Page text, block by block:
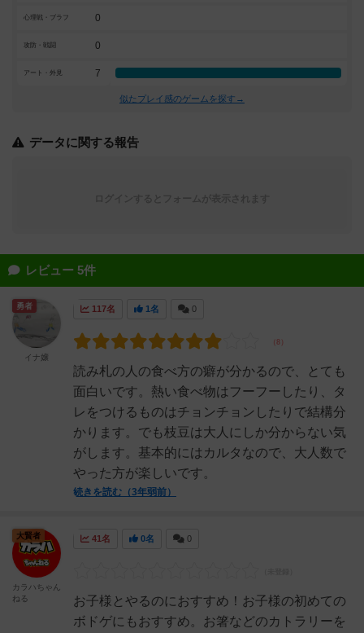
心理戦・ブラフ 0
攻防・戦闘 0
アート・外見 7
似たプレイ感のゲームを探す→
データに関する報告
レビュー 5件
117名 1名 0
読み札の人の食べ方の癖が分かるので、とても
面白いです。熱い食べ物はフーフーしたり、タ
レをつけるものはチョンチョンしたりで結構分
かります。でも枝豆は大人にしか分からない気
がします。基本的にはカルタなので、大人数で
やった方が楽しいです。
続きを読む（3年弱前）
勇者
イナ嬢
41名 0名 0
お子様とやるのにおすすめ！お子様の初めての
ボドゲにもおすすめ。お箸などのカトラリーを
大賢者
カラハちゃん
ねる